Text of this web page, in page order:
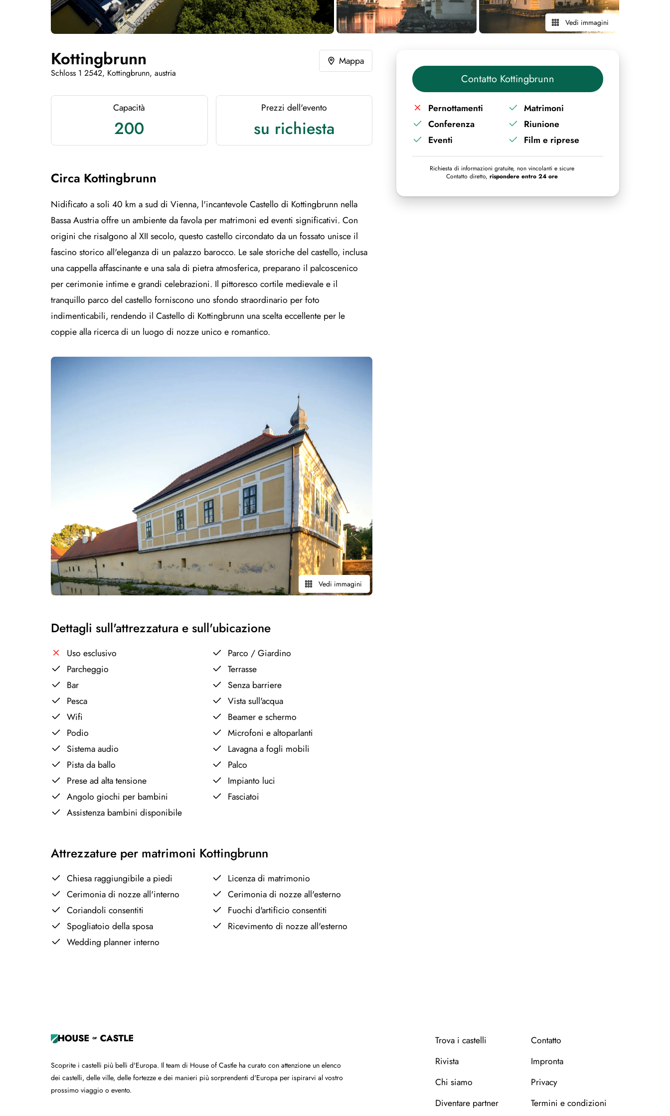
Vedi immagini
Kottingbrunn
Schloss 1 2542, Kottingbrunn, austria
Mappa
Capacità
200
Prezzi dell'evento
su richiesta
Circa Kottingbrunn
Nidificato a soli 40 km a sud di Vienna, l'incantevole Castello di Kottingbrunn nella
Bassa Austria offre un ambiente da favola per matrimoni ed eventi significativi. Con
origini che risalgono al XII secolo, questo castello circondato da un fossato unisce il
fascino storico all'eleganza di un palazzo barocco. Le sale storiche del castello, inclusa
una cappella affascinante e una sala di pietra atmosferica, preparano il palcoscenico
per cerimonie intime e grandi celebrazioni. Il pittoresco cortile medievale e il
tranquillo parco del castello forniscono uno sfondo straordinario per foto
indimenticabili, rendendo il Castello di Kottingbrunn una scelta eccellente per le
coppie alla ricerca di un luogo di nozze unico e romantico.
Vedi immagini
Dettagli sull'attrezzatura e sull'ubicazione
Uso esclusivo
Parco / Giardino
Parcheggio
Terrasse
Bar
Senza barriere
Pesca
Vista sull'acqua
Wifi
Beamer e schermo
Podio
Microfoni e altoparlanti
Sistema audio
Lavagna a fogli mobili
Pista da ballo
Palco
Prese ad alta tensione
Impianto luci
Angolo giochi per bambini
Fasciatoi
Assistenza bambini disponibile
Attrezzature per matrimoni Kottingbrunn
Chiesa raggiungibile a piedi
Licenza di matrimonio
Cerimonia di nozze all'interno
Cerimonia di nozze all'esterno
Coriandoli consentiti
Fuochi d'artificio consentiti
Spogliatoio della sposa
Ricevimento di nozze all'esterno
Wedding planner interno
Contatto Kottingbrunn
Pernottamenti
Matrimoni
Conferenza
Riunione
Eventi
Film e riprese
Richiesta di informazioni gratuite, non vincolanti e sicure
Contatto diretto, rispondere entro 24 ore
Scoprite i castelli più belli d'Europa. Il team di House of Castle ha curato con attenzione un elenco
dei castelli, delle ville, delle fortezze e dei manieri più sorprendenti d'Europa per ispirarvi al vostro
prossimo viaggio o evento.
Trova i castelli
Rivista
Chi siamo
Diventare partner
Contatto
Impronta
Privacy
Termini e condizioni